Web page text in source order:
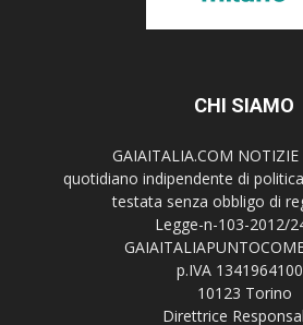
CHI SIAMO
GAIAITALIA.COM
quotidiano indipendente di
testata senza obbligo di
Legge-n-103-2012/
p.IVA
10123 Torino
Direttrice